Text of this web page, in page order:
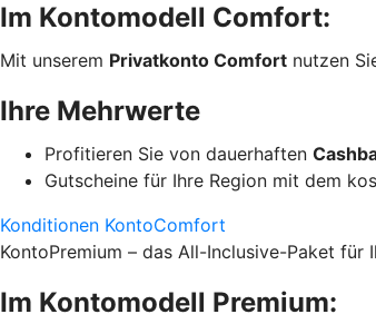
Im Kontomodell Comfort:
Mit unserem Privatkonto Comfort nutzen
Ihre Mehrwerte
Profitieren Sie von dauerhaften
Gutscheine für Ihre Region mit dem
Konditionen KontoComfort
KontoPremium – das All-Inclusive-Paket für
Im Kontomodell Premium: